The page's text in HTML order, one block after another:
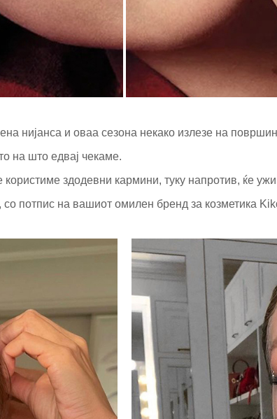
нијанса и оваа сезона некако излезе на
на што едвај чекаме.
здодевни кармини, туку напротив, ќе
со потпис на вашиот омилен бренд за козметика